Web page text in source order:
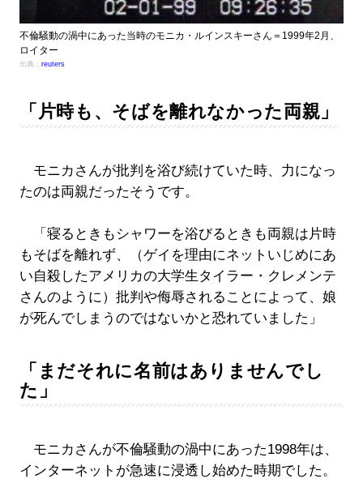
不倫騒動の渦中にあった当時のモニカ・ルインスキーさん＝1999年2月、
ロイター
出典： reuters
「片時も、そばを離れなかった両親」
モニカさんが批判を浴び続けていた時、力になっ
たのは両親だったそうです。
「寝るときもシャワーを浴びるときも両親は片時
もそばを離れず、（ゲイを理由にネットいじめにあ
い自殺したアメリカの大学生タイラー・クレメンテ
さんのように）批判や侮辱されることによって、娘
が死んでしまうのではないかと恐れていました」
「まだそれに名前はありませんでし
た」
モニカさんが不倫騒動の渦中にあった1998年は、
インターネットが急速に浸透し始めた時期でした。